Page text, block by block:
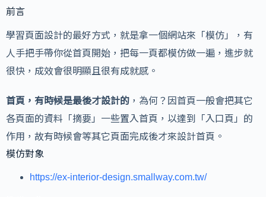
前言
學習頁面設計的最好方式，就是拿一個網站來「模仿」，有
人手把手帶你從首頁開始，把每一頁都模仿做一遍，進步就
很快，成效會很明顯且很有成就感。
首頁，有時候是最後才設計的 ，為何？因首頁一般會把其它
各頁面的資料「摘要」一些置入首頁，以達到「入口頁」的
作用，故有時候會等其它頁面完成後才來設計首頁。
模仿對象
https://ex-interior-design.smallway.com.tw/